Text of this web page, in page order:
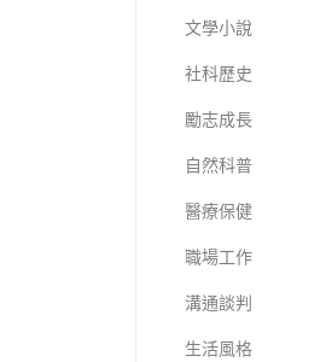
文學小說
社科歷史
勵志成長
自然科普
醫療保健
職場工作
溝通談判
生活風格